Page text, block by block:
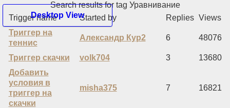
Search results for tag Уравнивание
Trigger name
Started by Replies Views
Триггер на
теннис
Александр Кур2 6 48076
Триггер скачки volk704 3
13680
Добавить
условия в
триггер на
скачки
misha375 7 16821
Desktop View
Hello Guest
Home
Recent Posts
Register
Login